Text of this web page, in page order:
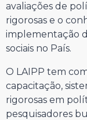
avaliações de
rigorosas e o
implementação
sociais no País.
O LAIPP tem
capacitação,
rigorosas em
pesquisadores